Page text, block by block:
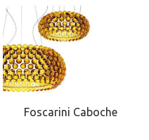
Foscarini Caboche